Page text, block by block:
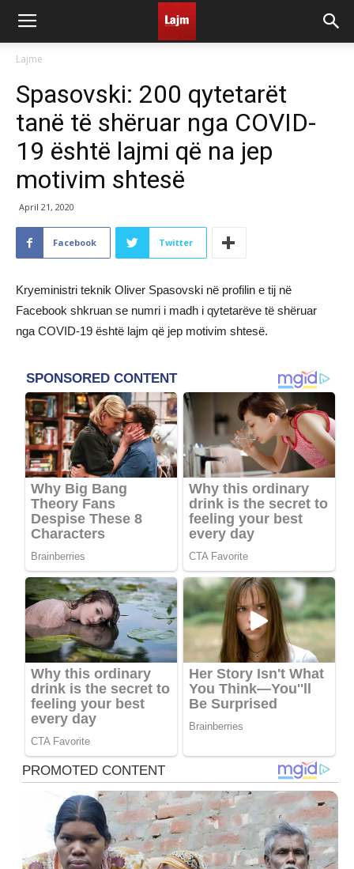
Lajme
Spasovski: 200 qytetarët
tanë të shëruar nga COVID-
19 është lajmi që na jep
motivim shtesë
April 21, 2020
Facebook Twitter
Kryeministri teknik Oliver Spasovski në profilin e tij në
Facebook shkruan se numri i madh i qytetarëve të shëruar
nga COVID-19 është lajm që jep motivim shtesë.